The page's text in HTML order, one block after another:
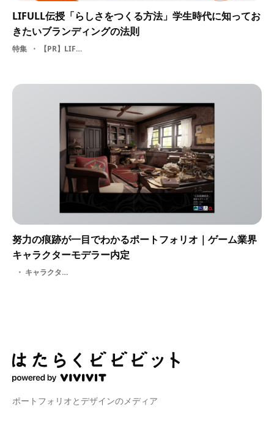
LIFULL伝授「らしさをつくる方法」学生時代に知ってお
きたいブランディングの法則
特集 【PR】LIFULL
努力の痕跡が一目でわかるポートフォリオ｜ゲーム業界
キャラクターモデラー内定
キャラクターモデラー
ポートフォリオとデザインのメディア